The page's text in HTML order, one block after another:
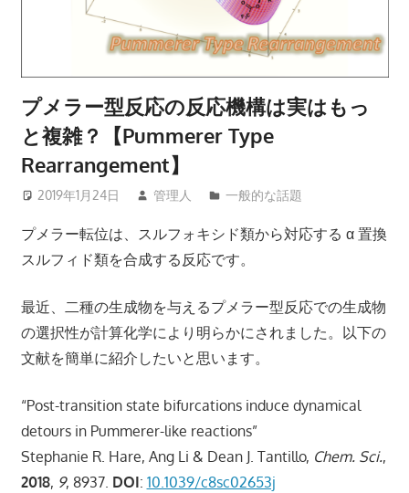
プメラー型反応の反応機構は実はもっ
と複雑？【Pummerer Type
Rearrangement】
2019年1月24日 管理人 一般的な話題
プメラー転位は、スルフォキシド類から対応する α 置換
スルフィド類を合成する反応です。
最近、二種の生成物を与えるプメラー型反応での生成物
の選択性が計算化学により明らかにされました。以下の
文献を簡単に紹介したいと思います。
“Post-transition state bifurcations induce dynamical
detours in Pummerer-like reactions”
Stephanie R. Hare, Ang Li & Dean J. Tantillo, Chem. Sci.,
2018, 9, 8937. DOI: 10.1039/c8sc02653j